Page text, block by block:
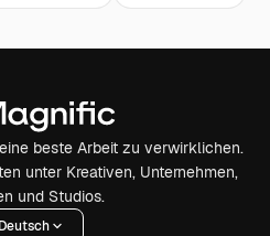
beste Arbeit zu verwirklichen.
unter Kreativen, Unternehmen,
und Studios.
Deutsch